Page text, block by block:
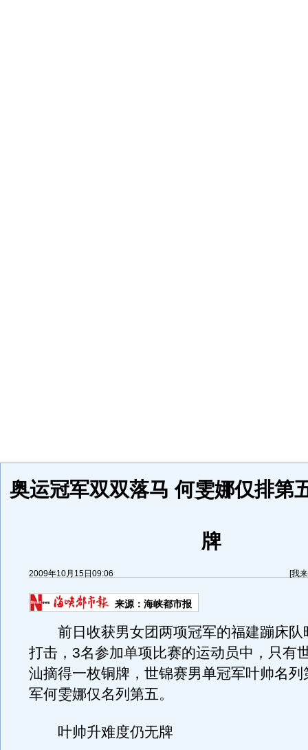
奥运冠军双双落马 何雯娜仅排第
牌
2009年10月15日09:06 [我
来源： 海峡都市报
前日收获男女团两项冠军的福建蹦床队
打击，3名参加单项比赛的运动员中，只有
汕摘得一枚铜牌，世锦赛男单冠军叶帅名列
军何雯娜仅名列第五。
叶帅升难度仍无牌